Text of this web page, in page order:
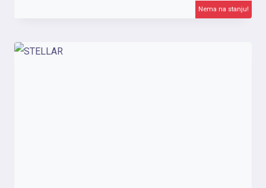
Nema na stanju!